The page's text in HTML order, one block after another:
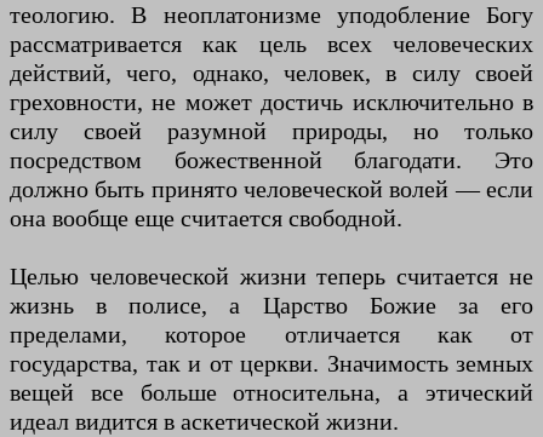
теологию. В неоплатонизме уподобление Богу
рассматривается как цель всех человеческих
действий, чего, однако, человек, в силу своей
греховности, не может достичь исключительно в
силу своей разумной природы, но только
посредством божественной благодати. Это
должно быть принято человеческой волей — если
она вообще еще считается свободной.
Целью человеческой жизни теперь считается не
жизнь в полисе, а Царство Божие за его
пределами, которое отличается как от
государства, так и от церкви. Значимость земных
вещей все больше относительна, а этический
идеал видится в аскетической жизни.